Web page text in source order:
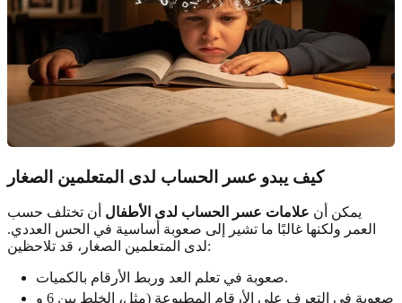
كيف يبدو عسر الحساب لدى المتعلمين الصغار
يمكن أن علامات عسر الحساب لدى الأطفال أن تختلف حسب
العمر ولكنها غالبًا ما تشير إلى صعوبة أساسية في الحس العددي.
لدى المتعلمين الصغار، قد تلاحظين:
صعوبة في تعلم العد وربط الأرقام بالكميات.
صعوبة في التعرف على الأرقام المطبوعة (مثل، الخلط بين 6 و